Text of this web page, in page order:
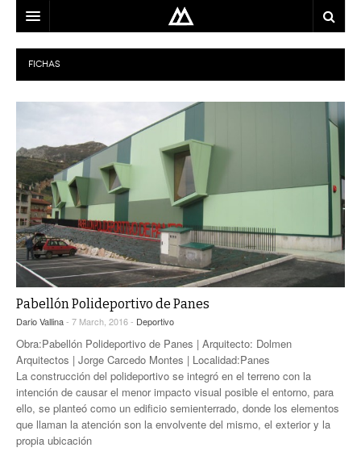
ARQUITECTO
LOCALIZACIÓN
USO
EQUIPO
BLOG
CONTACTO
FICHAS
Pabellón Polideportivo de Panes
Dario Vallina- 7 March, 2016 - Deportivo
Obra:Pabellón Polideportivo de Panes | Arquitecto: Dolmen
Arquitectos | Jorge Carcedo Montes | Localidad:Panes
La construcción del polideportivo se integró en el terreno con la
intención de causar el menor impacto visual posible el entorno, para
ello, se planteó como un edificio semienterrado, donde los elementos
que llaman la atención son la envolvente del mismo, el exterior y la
propia ubicación